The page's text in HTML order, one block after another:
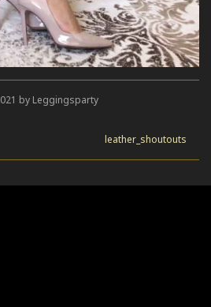
by Leggingsparty
leather_shoutouts